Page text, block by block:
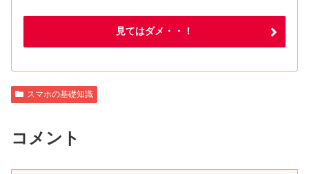
見てはダメ・・！
スマホの基礎知識
コメント